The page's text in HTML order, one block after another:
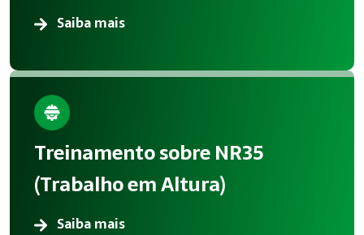
Saiba mais
Treinamento sobre NR35
(Trabalho em Altura)
Saiba mais